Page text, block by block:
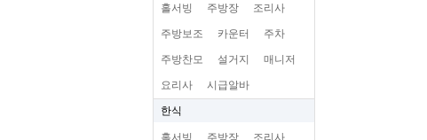
홀서빙 주방장 조리사
주방보조 카운터 주차
주방찬모 설거지 매니저
요리사 시급알바
한식
홀서빙 주방장 조리사